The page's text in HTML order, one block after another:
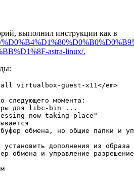
выполнил инструкции как в
astra-linux/.
virtualbox-guest-x11</em>
следующего момента:
для libc-bin ...
now taking place"
обмена, но общие папки и
установить дополнения из
обмена и управление